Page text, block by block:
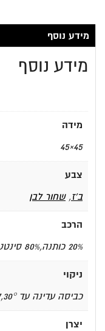
מידע נוסף
מידע נוסף
מידה
45×45
צבע
ב'ז,שחור לבן
הרכב
20% כותנה,80% סינטטי
ניקוי
כביסה עדינה עד 30°,ללא סחיטה
יצרן